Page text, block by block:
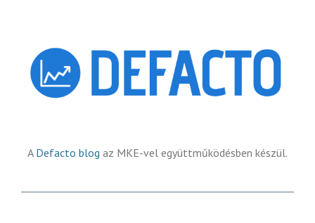
A Defacto blog az MKE-vel együttműködésben készül.